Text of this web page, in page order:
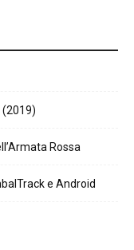
(2019)
Rossa
e Android